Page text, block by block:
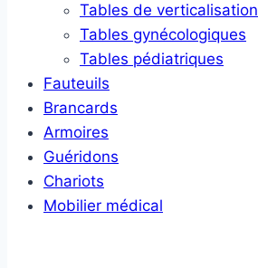
Tables de verticalisation
Tables gynécologiques
Tables pédiatriques
Fauteuils
Brancards
Armoires
Guéridons
Chariots
Mobilier médical